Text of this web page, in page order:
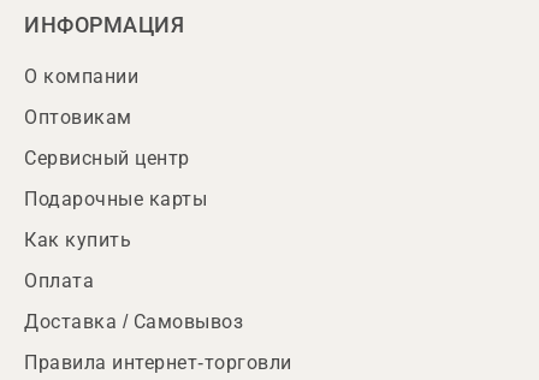
ИНФОРМАЦИЯ
О компании
Оптовикам
Сервисный центр
Подарочные карты
Как купить
Оплата
Доставка / Самовывоз
Правила интернет-торговли